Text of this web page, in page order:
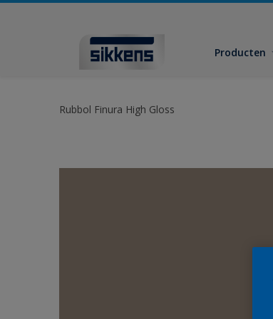
Producten
Rubbol Finura High Gloss